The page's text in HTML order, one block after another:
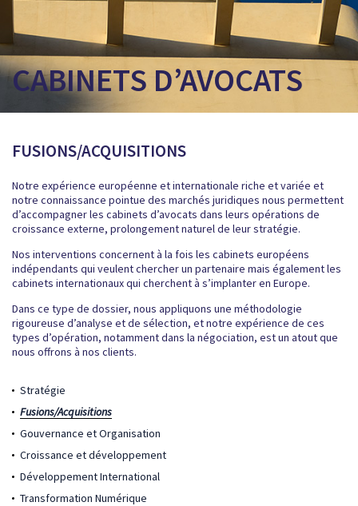
CABINETS D’AVOCATS
FUSIONS/ACQUISITIONS
Notre expérience européenne et internationale riche et variée et
notre connaissance pointue des marchés juridiques nous permettent
d’accompagner les cabinets d’avocats dans leurs opérations de
croissance externe, prolongement naturel de leur stratégie.
Nos interventions concernent à la fois les cabinets européens
indépendants qui veulent chercher un partenaire mais également les
cabinets internationaux qui cherchent à s’implanter en Europe.
Dans ce type de dossier, nous appliquons une méthodologie
rigoureuse d’analyse et de sélection, et notre expérience de ces
types d’opération, notamment dans la négociation, est un atout que
nous offrons à nos clients.
Stratégie
Fusions/Acquisitions
Gouvernance et Organisation
Croissance et développement
Développement International
Transformation Numérique